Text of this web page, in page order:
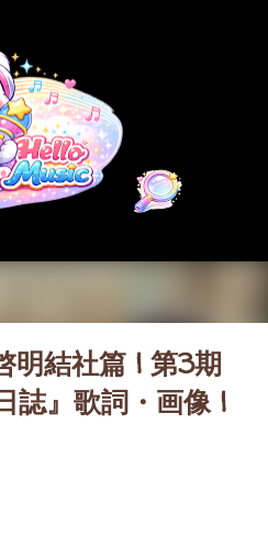
明結社篇 | 第3期
誌』歌詞・画像 |